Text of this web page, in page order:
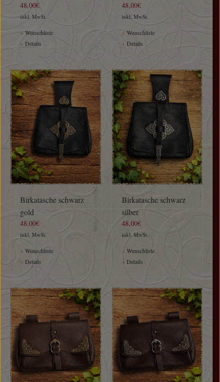
48,00€
inkl. MwSt.
+ Wunschliste
+ Details
48,00€
inkl. MwSt.
+ Wunschliste
+ Details
Birkatasche schwarz
gold
48,00€
inkl. MwSt.
+ Wunschliste
+ Details
Birkatasche schwarz
silber
48,00€
inkl. MwSt.
+ Wunschliste
+ Details